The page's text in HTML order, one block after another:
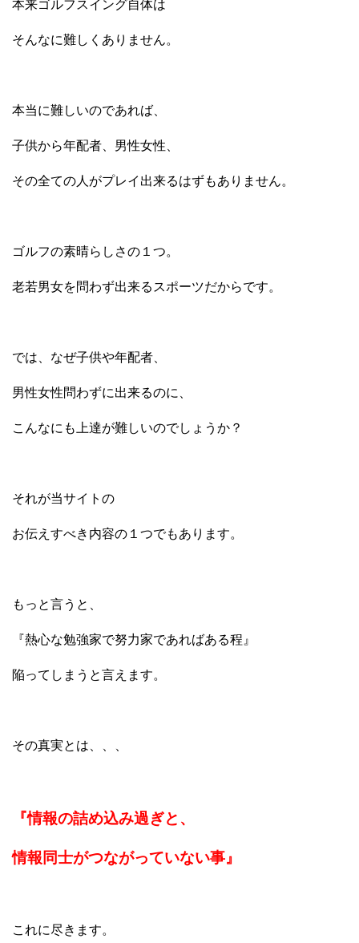
本来ゴルフスイング自体は
そんなに難しくありません。
本当に難しいのであれば、
子供から年配者、男性女性、
その全ての人がプレイ出来るはずもありません。
ゴルフの素晴らしさの１つ。
老若男女を問わず出来るスポーツだからです。
では、なぜ子供や年配者、
男性女性問わずに出来るのに、
こんなにも上達が難しいのでしょうか？
それが当サイトの
お伝えすべき内容の１つでもあります。
もっと言うと、
『熱心な勉強家で努力家であればある程』
陥ってしまうと言えます。
その真実とは、、、
『情報の詰め込み過ぎと、
情報同士がつながっていない事』
これに尽きます。